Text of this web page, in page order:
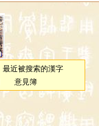
最近被搜索的漢字
意見簿